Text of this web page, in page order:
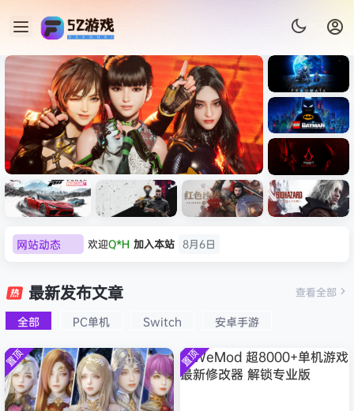
虚拟机版/Assassin’s Creed
HYPERVISOR》免安装中文
版
《识质存
在/PRAG
MATA》
免安装中
文版
《乐高蝙
蝠侠：黑
暗骑士之
Dark
Creed
拟机
速：地平
线
6（Forza
Horizon
6）免安装
中文版
心/Atomi
c
Heart》
文版
n Desert
HYPERVI
SOR）免
安装中文
版
9：安魂
Requiem
）免安装
中文版
网站动态
欢迎e******i 加入本站 8月6日
欢迎 普洱
欢迎0**3
欢迎c***s 加入本站
8月6日
欢迎j***j 加入本站
8月6日
欢迎1******4 加入本站
8月5日
l***g 签到获取
最新发布文章
全部 PC单机 Switch 安卓手游
查看全部
置顶 置顶